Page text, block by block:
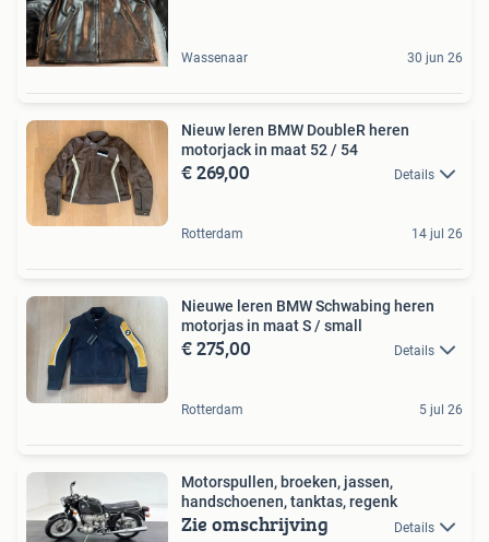
Wassenaar 30 jun 26
Nieuw leren BMW DoubleR heren
motorjack in maat 52 / 54
€ 269,00 Details
Rotterdam 14 jul 26
Nieuwe leren BMW Schwabing heren
motorjas in maat S / small
€ 275,00 Details
Rotterdam 5 jul 26
Motorspullen, broeken, jassen,
handschoenen, tanktas, regenk
Zie omschrijving Details